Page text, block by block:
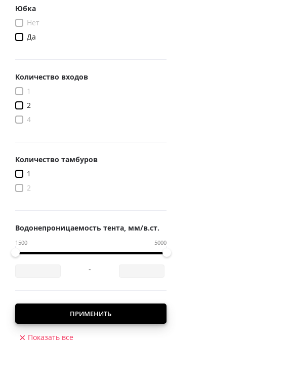
Юбка
Нет
Да
Количество входов
1
2
4
Количество тамбуров
1
2
Водонепроницаемость тента, мм/в.ст.
1500 5000
-
ПРИМЕНИТЬ
Показать все